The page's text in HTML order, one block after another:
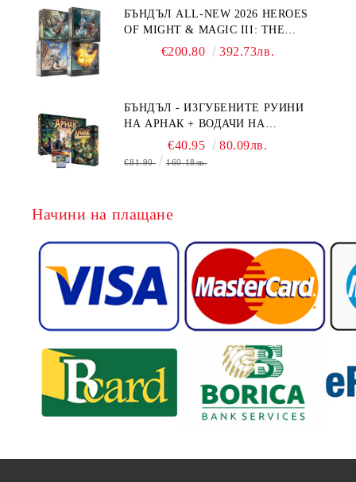
БЪНДЪЛ ALL-NEW 2026 HEROES
OF MIGHT & MAGIC III: THE
BOARD GAME EXPANSIONS -
€200.80 392.73лв.
БЪНДЪЛ - ИЗГУБЕНИТЕ РУИНИ
НА АРНАК + ВОДАЧИ НА
ЕКСПЕДИЦИИ + ПРОМО КАРТИ
БЕЗПЛАТНО
€40.95 80.09лв.
€81.90 160.18лв.
Начини на плащане